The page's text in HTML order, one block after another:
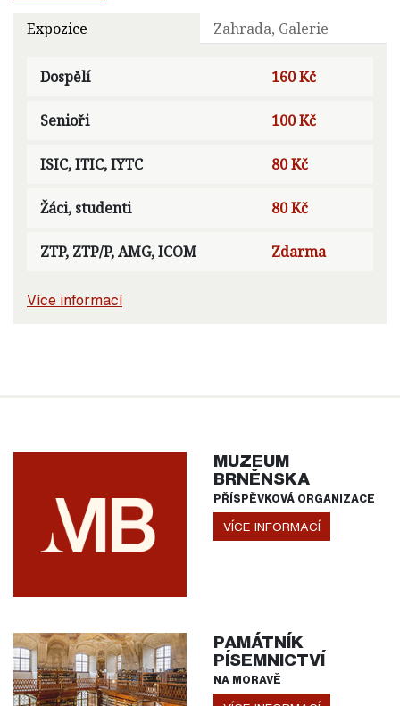
Expozice Zahrada, Galerie
Dospělí 160 Kč
Senioři 100 Kč
ISIC, ITIC, IYTC 80 Kč
Žáci, studenti 80 Kč
ZTP, ZTP/P, AMG, ICOM Zdarma
Více informací
MUZEUM
BRNĚNSKA
PŘÍSPĚVKOVÁ ORGANIZACE
VÍCE INFORMACÍ
PAMÁTNÍK
PÍSEMNICTVÍ
NA MORAVĚ